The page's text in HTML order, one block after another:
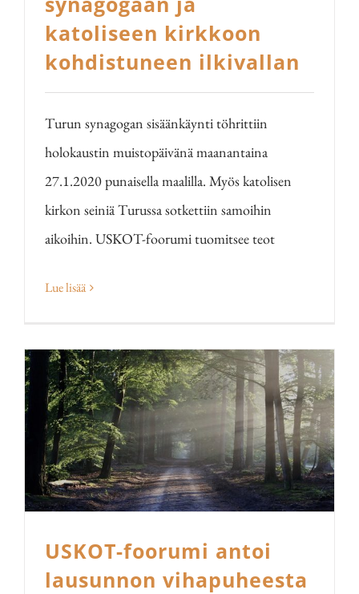
katoliseen kirkkoon
kohdistuneen ilkivallan
Turun synagogan sisäänkäynti töhrittiin
holokaustin muistopäivänä maanantaina
27.1.2020 punaisella maalilla. Myös katolisen
kirkon seiniä Turussa sotkettiin samoihin
aikoihin. USKOT-foorumi tuomitsee teot
Lue lisää
USKOT-foorumi antoi
lausunnon vihapuheesta